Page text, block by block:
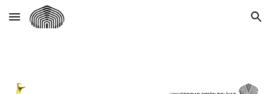
Skip to main content Skip to navigation